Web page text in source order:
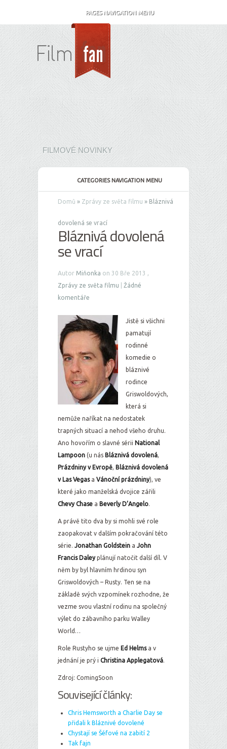
PAGES NAVIGATION MENU
FILMOVÉ NOVINKY
CATEGORIES NAVIGATION MENU
Domů » Zprávy ze světa filmu » Bláznivá
dovolená se vrací
Bláznivá dovolená
se vrací
Autor Miňonka on 30 Bře 2013 ,
Zprávy ze světa filmu
Žádné
komentáře
Jistě si všichni
pamatují
rodinné
komedie o
bláznivé
rodince
Griswoldových,
která si
nemůže naříkat na nedostatek
trapných situací a nehod všeho druhu.
Ano hovořím o slavné sérii National
Lampoon (u nás Bláznivá dovolená,
Prázdniny v Evropě, Bláznivá dovolená
v Las Vegasa Vánoční prázdniny), ve
které jako manželská dvojice zářili
Chevy Chase a Beverly D’Angelo.
A právě tito dva by si mohli své role
zaopakovat v dalším pokračování této
série. Jonathan Goldstein a John
Francis Daleyplánují natočit další díl. V
něm by byl hlavním hrdinou syn
Griswoldových – Rusty. Ten se na
základě svých vzpomínek rozhodne, že
vezme svou vlastní rodinu na společný
výlet do zábavního parku Walley
World…
Role Rustyho se ujme Ed Helmsa v
jednání je prý i Christina Applegatová.
Zdroj: ComingSoon
Související články:
Chris Hemsworth a Charlie Day se
přidali k Bláznivé dovolené
Chystají se Šéfové na zabití 2
Tak fajn